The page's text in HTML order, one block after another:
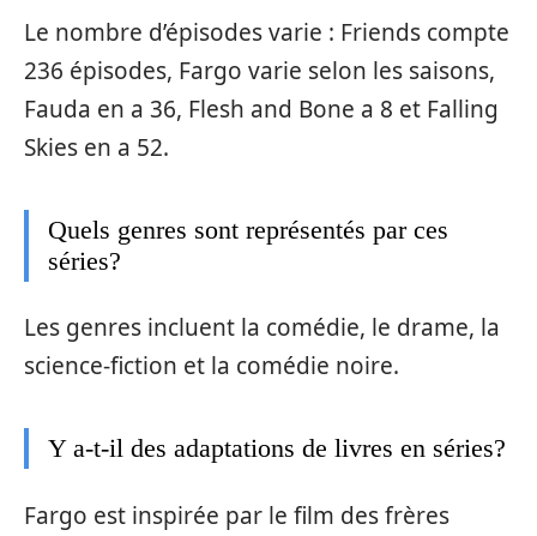
Le nombre d’épisodes varie : Friends compte
236 épisodes, Fargo varie selon les saisons,
Fauda en a 36, Flesh and Bone a 8 et Falling
Skies en a 52.
Quels genres sont représentés par ces
séries?
Les genres incluent la comédie, le drame, la
science-fiction et la comédie noire.
Y a-t-il des adaptations de livres en séries?
Fargo est inspirée par le film des frères